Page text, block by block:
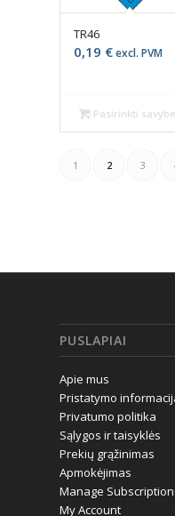
TR46
0,19 €excl. PVM
Pasirinkti
1 2 3
PUSLAPIAI
Apie mus
Pristatymo
Privatumo politika
Sąlygos ir taisyklės
Prekių grąžinimas
Apmokėjimas
Manage
My Account